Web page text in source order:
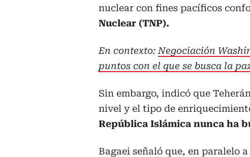
nuclear con fines pacíficos
Nuclear (TNP).
En contexto: Negociación
puntos con el que se busca la
Sin embargo, indicó que
nivel y el tipo de
República Islámica nunca ha
Bagaei señaló que, en paralelo